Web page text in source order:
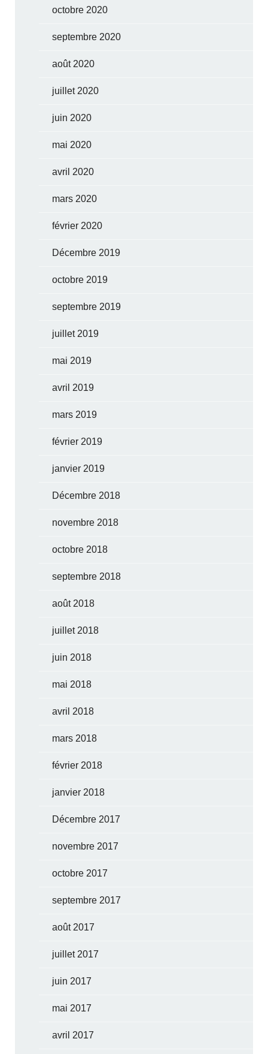
octobre 2020
septembre 2020
août 2020
juillet 2020
juin 2020
mai 2020
avril 2020
mars 2020
février 2020
Décembre 2019
octobre 2019
septembre 2019
juillet 2019
mai 2019
avril 2019
mars 2019
février 2019
janvier 2019
Décembre 2018
novembre 2018
octobre 2018
septembre 2018
août 2018
juillet 2018
juin 2018
mai 2018
avril 2018
mars 2018
février 2018
janvier 2018
Décembre 2017
novembre 2017
octobre 2017
septembre 2017
août 2017
juillet 2017
juin 2017
mai 2017
avril 2017